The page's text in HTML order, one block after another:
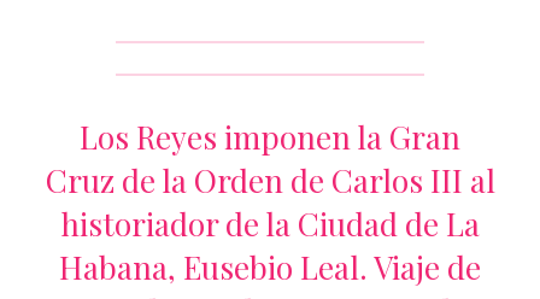
Los Reyes imponen la Gran
Cruz de la Orden de Carlos III al
historiador de la Ciudad de La
Habana, Eusebio Leal. Viaje de